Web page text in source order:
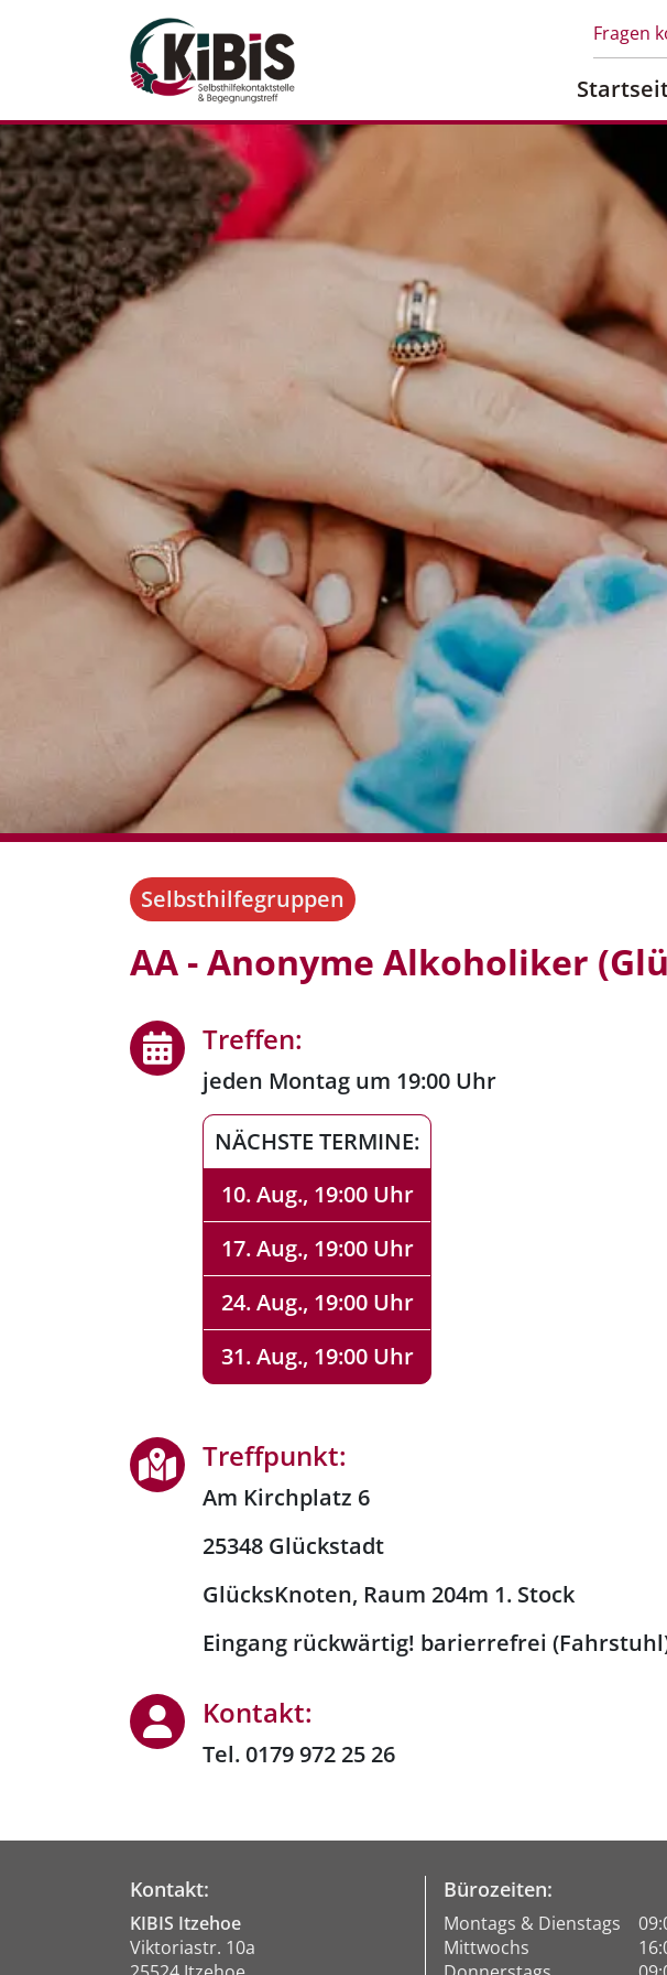
Fragen
Selbsthilfegruppen
AA - Anonyme Alkoholiker
Treffen:
jeden Montag um 19:00 Uhr
NÄCHSTE TERMINE:
10. Aug., 19:00 Uhr
17. Aug., 19:00 Uhr
24. Aug., 19:00 Uhr
31. Aug., 19:00 Uhr
Treffpunkt:
Am Kirchplatz 6
25348 Glückstadt
GlücksKnoten, Raum 204m 1. Stock
Eingang rückwärtig! barierrefrei
Kontakt:
Tel. 0179 972 25 26
Kontakt:
KIBIS Itzehoe
Viktoriastr. 10a
Bürozeiten:
Montags & Dienstags
Mittwochs